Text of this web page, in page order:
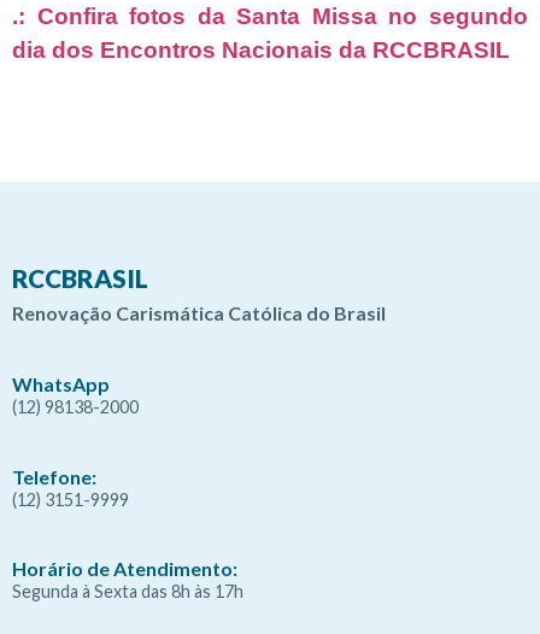
.: Confira fotos da Santa Missa no segundo
dia dos Encontros Nacionais da RCCBRASIL
RCCBRASIL
Renovação Carismática Católica do Brasil
WhatsApp
(12) 98138-2000
Telefone:
(12) 3151-9999
Horário de Atendimento:
Segunda à Sexta das 8h às 17h